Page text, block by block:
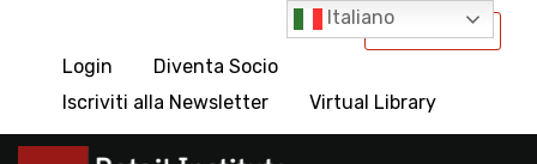
International
Login
Diventa Socio
Iscriviti alla Newsletter
Virtual Library
Italiano